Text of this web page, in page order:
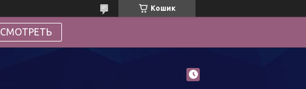
Кошик
СМОТРЕТЬ